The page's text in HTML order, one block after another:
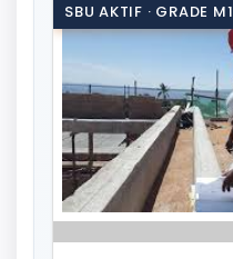
SBU AKTIF · GRADE M1